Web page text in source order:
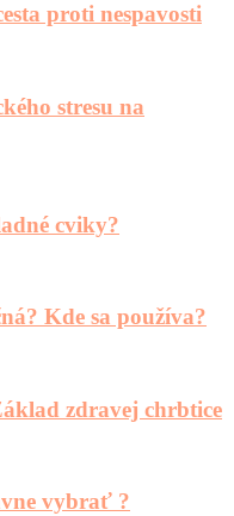
proti nespavosti
stresu na
cviky?
Kde sa používa?
zdravej chrbtice
vybrať ?